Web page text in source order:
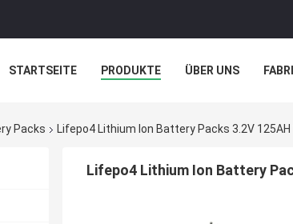
STARTSEITE PRODUKTE ÜBER UNS
Packs Lifepo4 Lithium Ion Battery Packs 3.2V 125AH
Lifepo4 Lithium Ion Battery